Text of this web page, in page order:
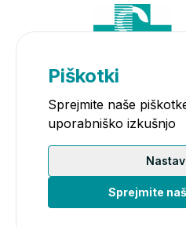
Piškotki
Sprejmite naše
uporabniško izkušnjo
Sprejmite